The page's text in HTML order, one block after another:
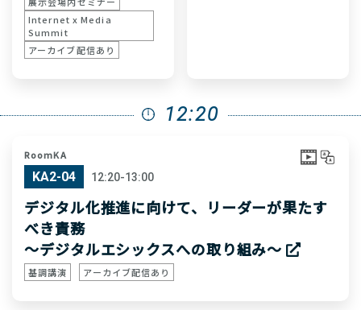
Internet x Media
Summit
アーカイブ配信あり
12:20
RoomKA
KA2-04 12:20-13:00
デジタル化推進に向けて、リーダーが果たす
べき責務
〜デジタルエシックスへの取り組み〜
基調講演 アーカイブ配信あり